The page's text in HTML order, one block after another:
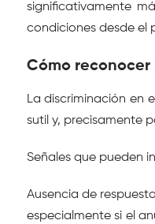
significativamente
condiciones desde el
Cómo
La discriminación en
sutil y, precisamente
Señales que pueden
Ausencia de
especialmente si el